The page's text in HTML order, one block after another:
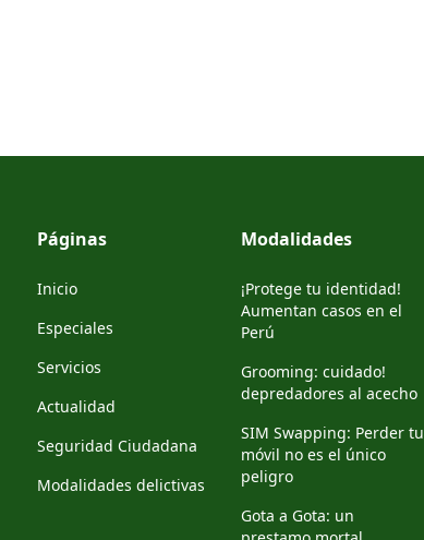
Páginas
Inicio
Especiales
Servicios
Actualidad
Seguridad Ciudadana
Modalidades delictivas
Modalidades
¡Protege tu identidad!
Aumentan casos en el
Perú
Grooming: cuidado!
depredadores al acecho
SIM Swapping: Perder tu
móvil no es el único
peligro
Gota a Gota: un